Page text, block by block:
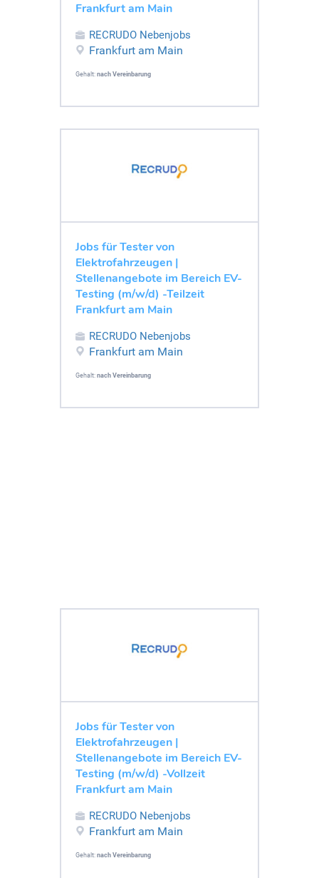
Frankfurt am Main
RECRUDO Nebenjobs
Frankfurt am Main
Gehalt: nach Vereinbarung
Jobs für Tester von
Elektrofahrzeugen |
Stellenangebote im Bereich EV-
Testing (m/w/d) -Teilzeit
Frankfurt am Main
RECRUDO Nebenjobs
Frankfurt am Main
Gehalt: nach Vereinbarung
Jobs für Tester von
Elektrofahrzeugen |
Stellenangebote im Bereich EV-
Testing (m/w/d) -Vollzeit
Frankfurt am Main
RECRUDO Nebenjobs
Frankfurt am Main
Gehalt: nach Vereinbarung